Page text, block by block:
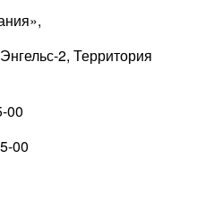
2, Территория
00
00